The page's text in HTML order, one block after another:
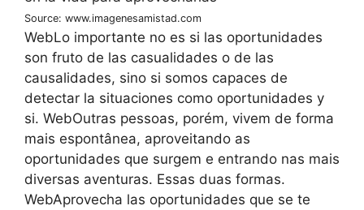
Source: www.imagenesamistad.com
WebLo importante no es si las oportunidades
son fruto de las casualidades o de las
causalidades, sino si somos capaces de
detectar la situaciones como oportunidades y
si. WebOutras pessoas, porém, vivem de forma
mais espontânea, aproveitando as
oportunidades que surgem e entrando nas mais
diversas aventuras. Essas duas formas.
WebAprovecha las oportunidades que se te